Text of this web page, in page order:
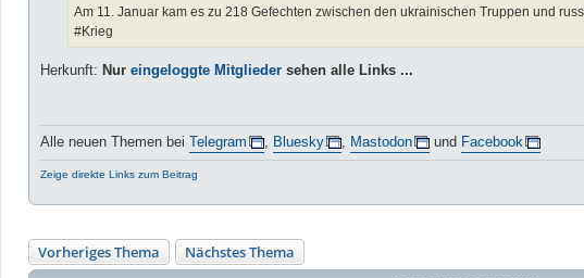
Am 11. Januar kam es zu 218 Gefechten zwischen den ukrainischen Truppen und
#Krieg
Herkunft: Nur eingeloggte Mitglieder sehen alle Links ...
Alle neuen Themen bei Telegram , Bluesky , Mastodon und Facebook
Zeige direkte Links zum Beitrag
Vorheriges Thema Nächstes Thema